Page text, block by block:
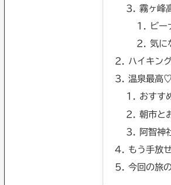
霧ヶ峰
ビー
気に
ハイキン
温泉最高
おすす
朝市と
阿智神
もう手放
今回の旅